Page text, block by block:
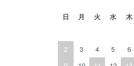
日 月 火 水 木
2
3 4 5 6